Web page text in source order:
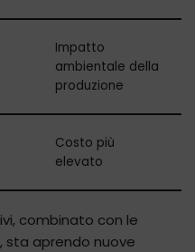
Impatto
ambientale della
produzione
Costo più
elevato
combinato con le
sta aprendo nuove